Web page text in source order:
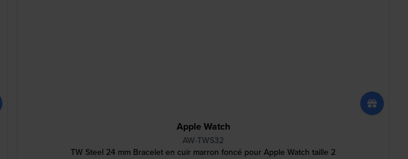
Apple Watch
AW-TWS32
TW Steel 24 mm Bracelet en cuir marron foncé pour Apple Watch taille 2